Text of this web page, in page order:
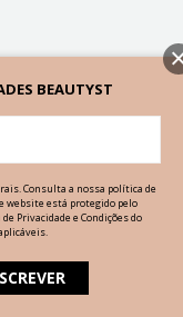
de proteção de dados.
Política de Privacidadee
BEAUTYST
Consulta a nossa política de
website está protegido pelo
Privacidade e Condições do